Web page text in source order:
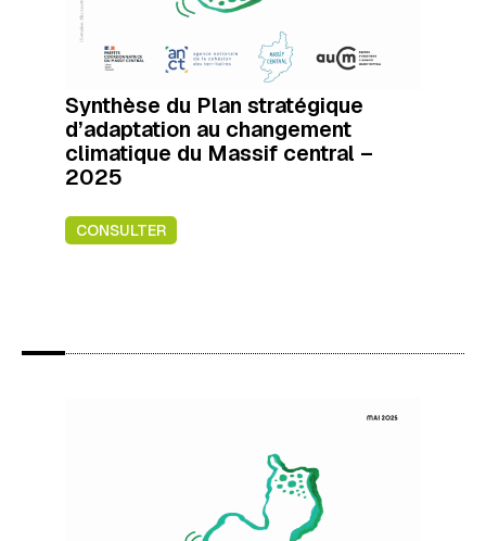
Synthèse du Plan stratégique
d’adaptation au changement
climatique du Massif central –
2025
CONSULTER